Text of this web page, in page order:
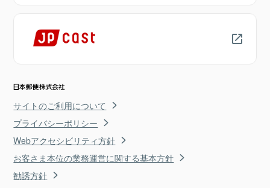
サイトのご利用について
プライバシーポリシー
Webアクセシビリティ方針
お客さま本位の業務運営に関する基本方針
勧誘方針